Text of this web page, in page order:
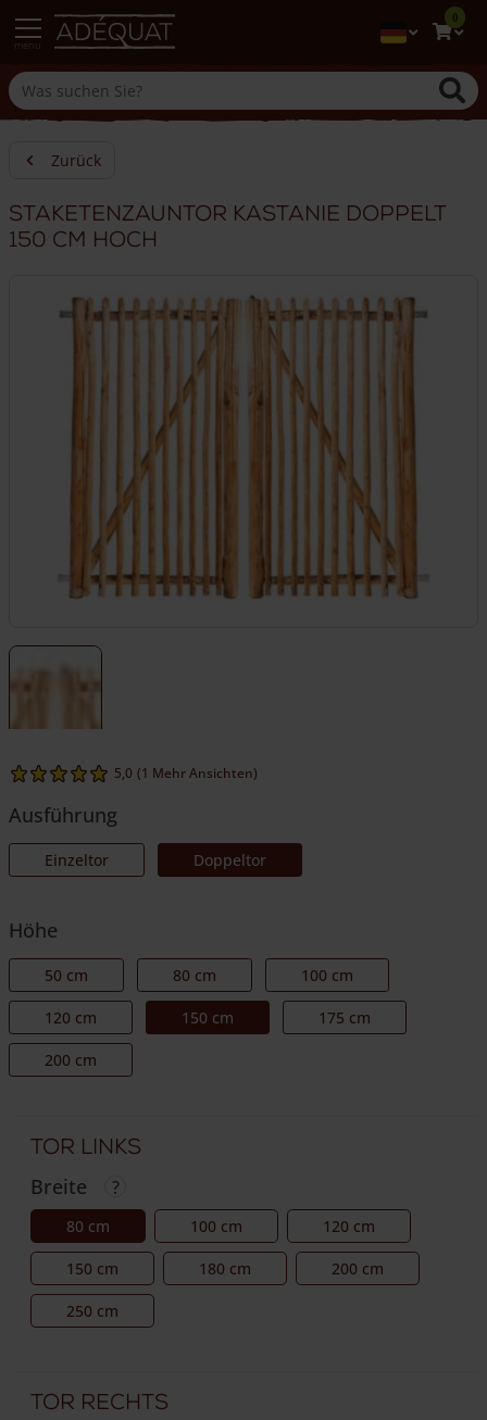
0
Zurück
Staketenzauntor Kastanie doppelt
150 cm hoch
5,0 (1 Mehr Ansichten)
Ausführung
Einzeltor Doppeltor
Höhe
50 cm 80 cm 100 cm
120 cm 150 cm 175 cm
200 cm
Tor Links
Breite
80 cm 100 cm 120 cm
150 cm 180 cm 200 cm
250 cm
Tor Rechts